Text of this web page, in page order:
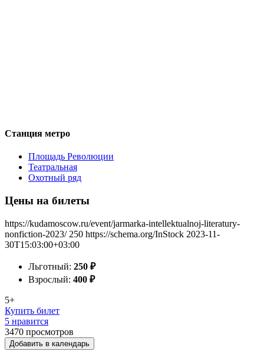
Станция метро
Площадь Революции
Театральная
Охотный ряд
Цены на билеты
https://kudamoscow.ru/event/jarmarka-intellektualnoj-literatury-
nonfiction-2023/ 250 https://schema.org/InStock 2023-11-
30T15:03:00+03:00
Льготный: 250 ₽
Взрослый: 400 ₽
5+
Купить билет
5 нравится
3470 просмотров
Добавить в календарь